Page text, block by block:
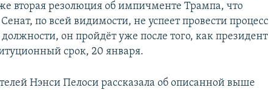
вторая резолюция об импичменте Трампа, что
по всей видимости, не успеет провести процесс
он пройдёт уже после того, как президент
срок, 20 января.
Нэнси Пелоси рассказала об описанной выше